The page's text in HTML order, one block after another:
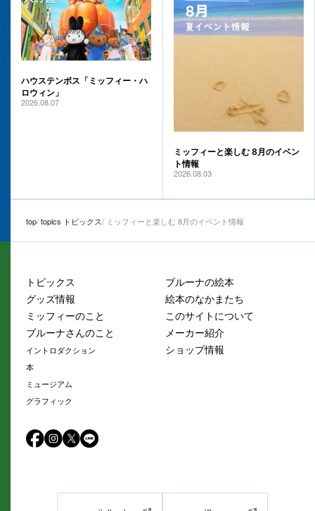
ハウステンボス「ミッフィー・ハ
ロウィン」
2026.08.07
ミッフィーと楽しむ 8月のイベン
ト情報
2026.08.03
top topics トピックス ミッフィーと楽しむ 8月のイベント情報
トピックス
グッズ情報
ミッフィーのこと
ブルーナさんのこと
イントロダクション
本
ミュージアム
グラフィック
ブルーナの絵本
絵本のなかまたち
このサイトについて
メーカー紹介
ショップ情報